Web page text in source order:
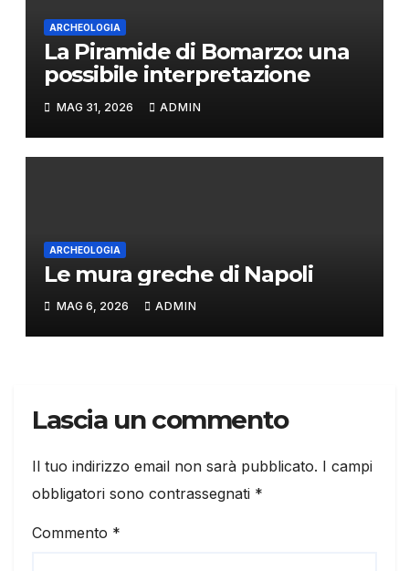
ARCHEOLOGIA
La Piramide di Bomarzo: una
possibile interpretazione
MAG 31, 2026 ADMIN
ARCHEOLOGIA
Le mura greche di Napoli
MAG 6, 2026 ADMIN
Lascia un commento
Il tuo indirizzo email non sarà pubblicato. I campi
obbligatori sono contrassegnati *
Commento *